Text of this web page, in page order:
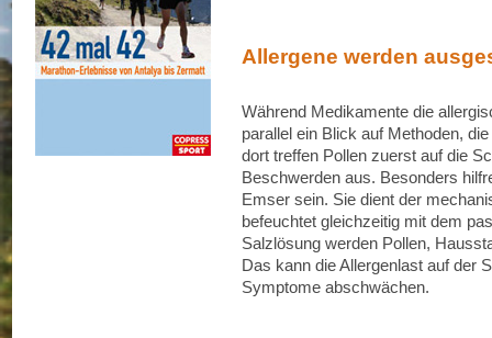
Allergene werden
Während Medikamente die
parallel ein Blick auf Methoden,
dort treffen Pollen zuerst auf die
Beschwerden aus. Besonders
Emser sein. Sie dient der
befeuchtet gleichzeitig mit dem
Salzlösung werden Pollen,
Das kann die Allergenlast auf der
Symptome abschwächen.